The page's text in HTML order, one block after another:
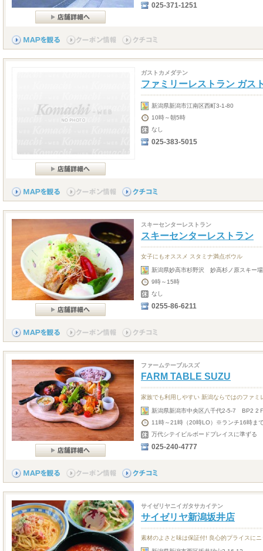
025-371-1251
ガストカメダテン
ファミリーレストラン ガス
新潟県新潟市江南区西町3-1-80
10時～朝5時
なし
025-383-5015
スキーセンターレストラン
スキーセンターレストラン
女子にもオススメ スタミナ満点ボウル
新潟県妙高市杉野沢 妙高杉ノ原スキー場
9時～15時
なし
0255-86-6211
ファームテーブルスズ
FARM TABLE SUZU
家族でも利用しやすい 新潟ならではのファミ
新潟県新潟市中央区八千代2-5-7 BP2 2
11時～21時（20時LO）※ランチ16時ま
万代シテイビルボードプレイスに準ずる
025-240-4777
サイゼリヤニイガタサカイテン
サイゼリヤ新潟坂井店
素材のよさと味は保証付! 良心的プライスにニ